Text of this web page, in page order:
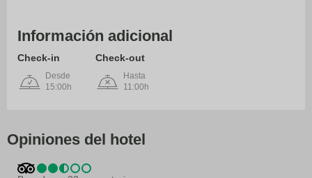
Información adicional
Check-in
Desde
15:00h
Check-out
Hasta
11:00h
Opiniones del hotel